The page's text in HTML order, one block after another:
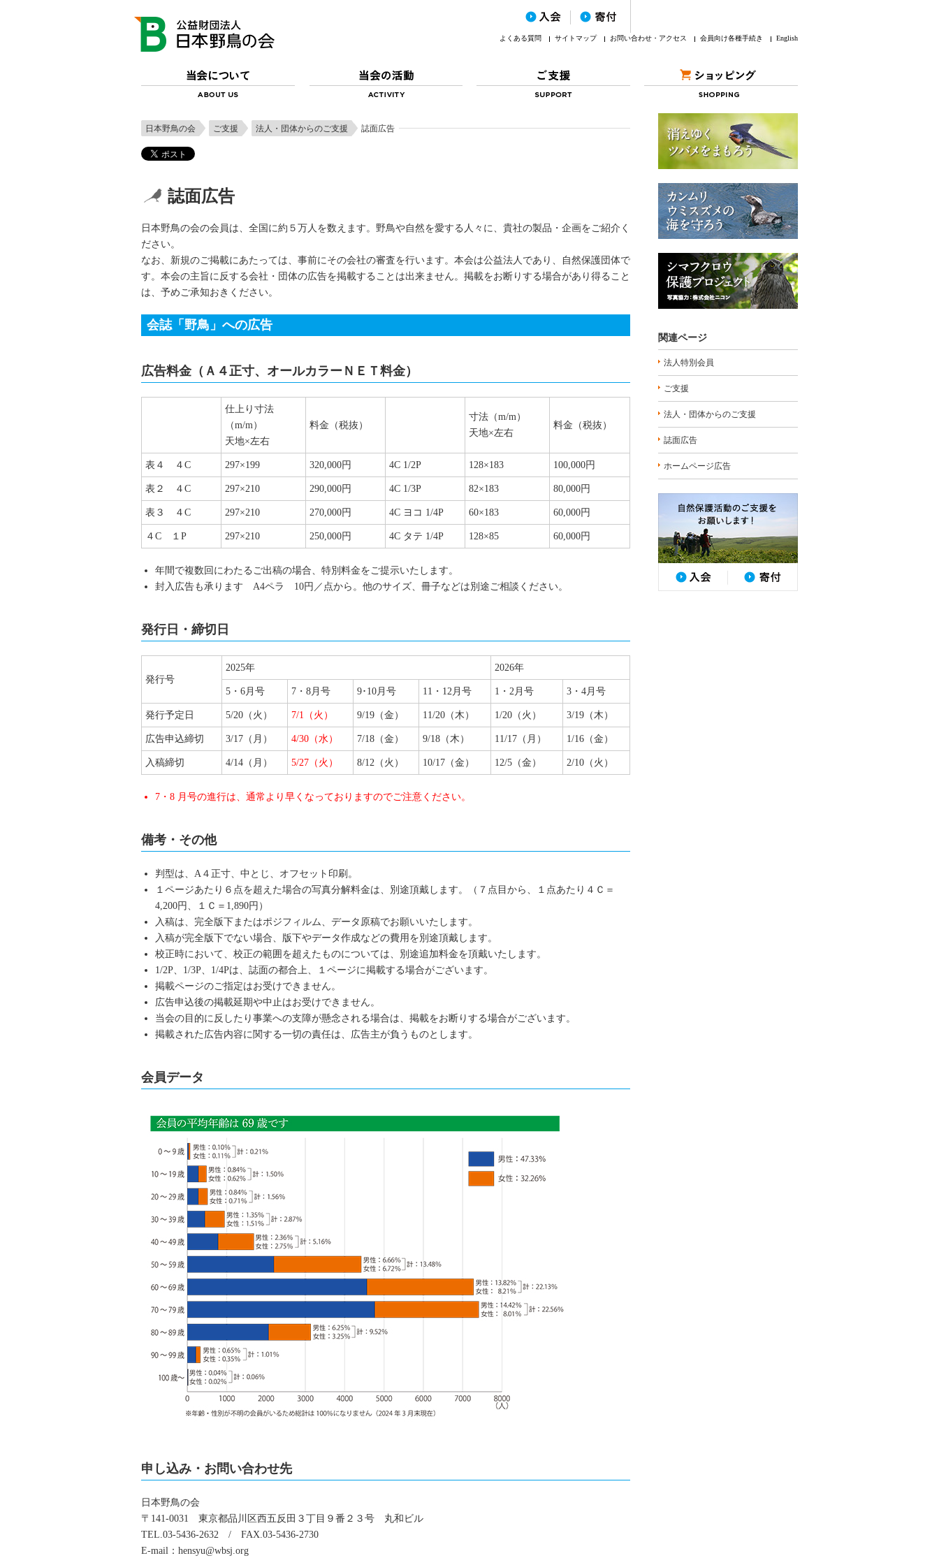
よくある質問 サイトマップ お問い合わせ・アクセス 会員向け各種手続き English
日本野鳥の会 ご支援 法人・団体からのご支援 誌面広告
誌面広告
日本野鳥の会の会員は、全国に約５万人を数えます。野鳥や自然を愛する人々に、貴社の製品・企画をご紹介く
ださい。
なお、新規のご掲載にあたっては、事前にその会社の審査を行います。本会は公益法人であり、自然保護団体で
す。本会の主旨に反する会社・団体の広告を掲載することは出来ません。掲載をお断りする場合があり得ること
は、予めご承知おきください。
会誌「野鳥」への広告
広告料金（Ａ４正寸、オールカラーＮＥＴ料金）
仕上り寸法
（m/m）
天地×左右
料金（税抜）
寸法（m/m）
天地×左右
料金（税抜）
表４ ４C 297×199 320,000円 4C 1/2P 128×183 100,000円
表２ ４C 297×210 290,000円 4C 1/3P 82×183 80,000円
表３ ４C 297×210 270,000円 4C ヨコ 1/4P 60×183 60,000円
４C １P 297×210 250,000円 4C タテ 1/4P 128×85 60,000円
年間で複数回にわたるご出稿の場合、特別料金をご提示いたします。
封入広告も承ります A4ペラ 10円／点から。他のサイズ、冊子などは別途ご相談ください。
発行日・締切日
発行号
2025年 2026年
5・6月号 7・8月号 9･10月号 11・12月号 1・2月号 3・4月号
発行予定日 5/20（火） 7/1（火） 9/19（金） 11/20（木） 1/20（火） 3/19（木）
広告申込締切 3/17（月） 4/30（水） 7/18（金） 9/18（木） 11/17（月） 1/16（金）
入稿締切 4/14（月） 5/27（火） 8/12（火） 10/17（金） 12/5（金） 2/10（火）
7・8 月号の進行は、通常より早くなっておりますのでご注意ください。
備考・その他
判型は、A４正寸、中とじ、オフセット印刷。
１ページあたり６点を超えた場合の写真分解料金は、別途頂戴します。（７点目から、１点あたり４Ｃ＝
4,200円、１Ｃ＝1,890円）
入稿は、完全版下またはポジフィルム、データ原稿でお願いいたします。
入稿が完全版下でない場合、版下やデータ作成などの費用を別途頂戴します。
校正時において、校正の範囲を超えたものについては、別途追加料金を頂戴いたします。
1/2P、1/3P、1/4Pは、誌面の都合上、１ページに掲載する場合がございます。
掲載ページのご指定はお受けできません。
広告申込後の掲載延期や中止はお受けできません。
当会の目的に反したり事業への支障が懸念される場合は、掲載をお断りする場合がございます。
掲載された広告内容に関する一切の責任は、広告主が負うものとします。
会員データ
申し込み・お問い合わせ先
日本野鳥の会
〒141-0031 東京都品川区西五反田３丁目９番２３号 丸和ビル
TEL.03-5436-2632 / FAX.03-5436-2730
E-mail： hensyu@wbsj.org
関連ページ
法人特別会員
ご支援
法人・団体からのご支援
誌面広告
ホームページ広告